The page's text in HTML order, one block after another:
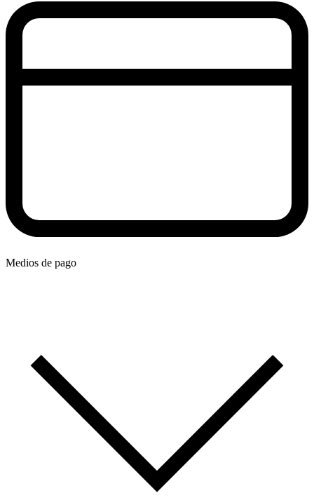
Medios de pago